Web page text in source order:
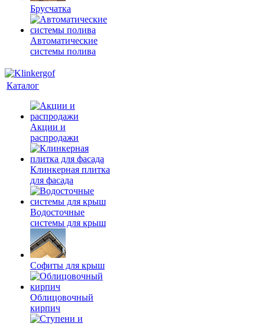
Брусчатка
Автоматические
системы полива
Каталог
Акции и
распродажи
Клинкерная плитка
для фасада
Водосточные
системы для крыш
Софиты для крыш
Облицовочный
кирпич